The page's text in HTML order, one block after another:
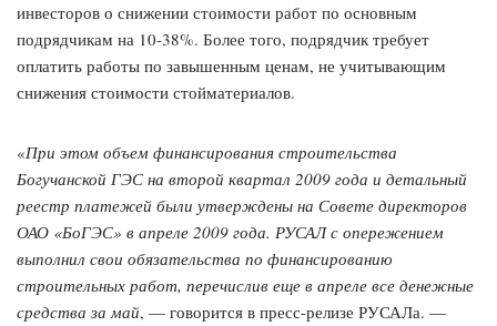
инвесторов о снижении стоимости работ по основным
подрядчикам на 10-38%. Более того, подрядчик требует
оплатить работы по завышенным ценам, не учитывающим
снижения стоимости стойматериалов.
«При этом объем финансирования строительства
Богучанской ГЭС на второй квартал 2009 года и детальный
реестр платежей были утверждены на Совете директоров
ОАО «БоГЭС» в апреле 2009 года. РУСАЛ с опережением
выполнил свои обязательства по финансированию
строительных работ, перечислив еще в апреле все денежные
средства за май, — говорится в пресс-релизе РУСАЛа. —